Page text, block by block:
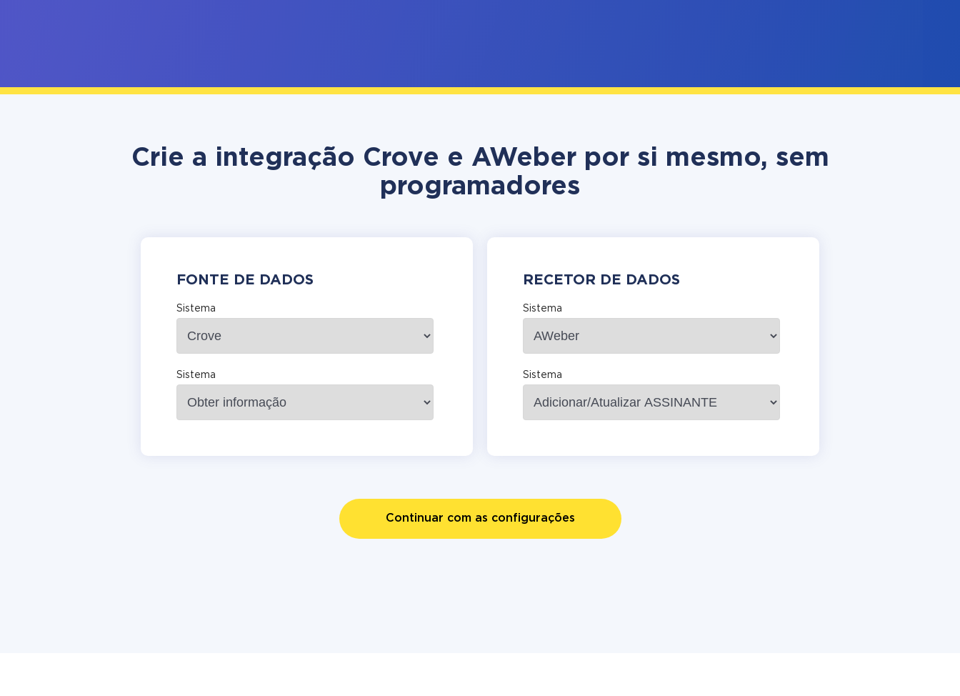
Crie a integração Crove e AWeber por si mesmo, sem
programadores
FONTE DE DADOS
Sistema
Sistema
RECETOR DE DADOS
Sistema
Sistema
Continuar com as configurações